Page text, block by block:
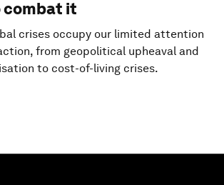
it
crises occupy our limited attention
from geopolitical upheaval and
to cost-of-living crises.